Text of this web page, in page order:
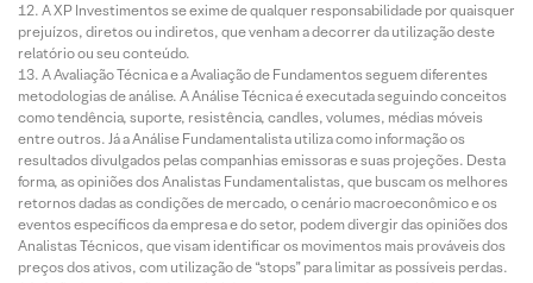
A XP Investimentos se exime de qualquer responsabilidade por quaisquer
prejuízos, diretos ou indiretos, que venham a decorrer da utilização deste
relatório ou seu conteúdo.
A Avaliação Técnica e a Avaliação de Fundamentos seguem diferentes
metodologias de análise. A Análise Técnica é executada seguindo conceitos
como tendência, suporte, resistência, candles, volumes, médias móveis
entre outros. Já a Análise Fundamentalista utiliza como informação os
resultados divulgados pelas companhias emissoras e suas projeções. Desta
forma, as opiniões dos Analistas Fundamentalistas, que buscam os melhores
retornos dadas as condições de mercado, o cenário macroeconômico e os
eventos específicos da empresa e do setor, podem divergir das opiniões dos
Analistas Técnicos, que visam identificar os movimentos mais prováveis dos
preços dos ativos, com utilização de “stops” para limitar as possíveis perdas.